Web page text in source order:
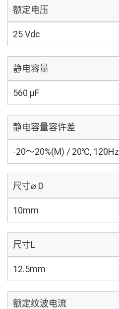
额定电压
25 Vdc
静电容量
560 µF
静电容量容许差
-20～20%(M) / 20℃, 120Hz
尺寸⌀ D
10mm
尺寸L
12.5mm
额定纹波电流